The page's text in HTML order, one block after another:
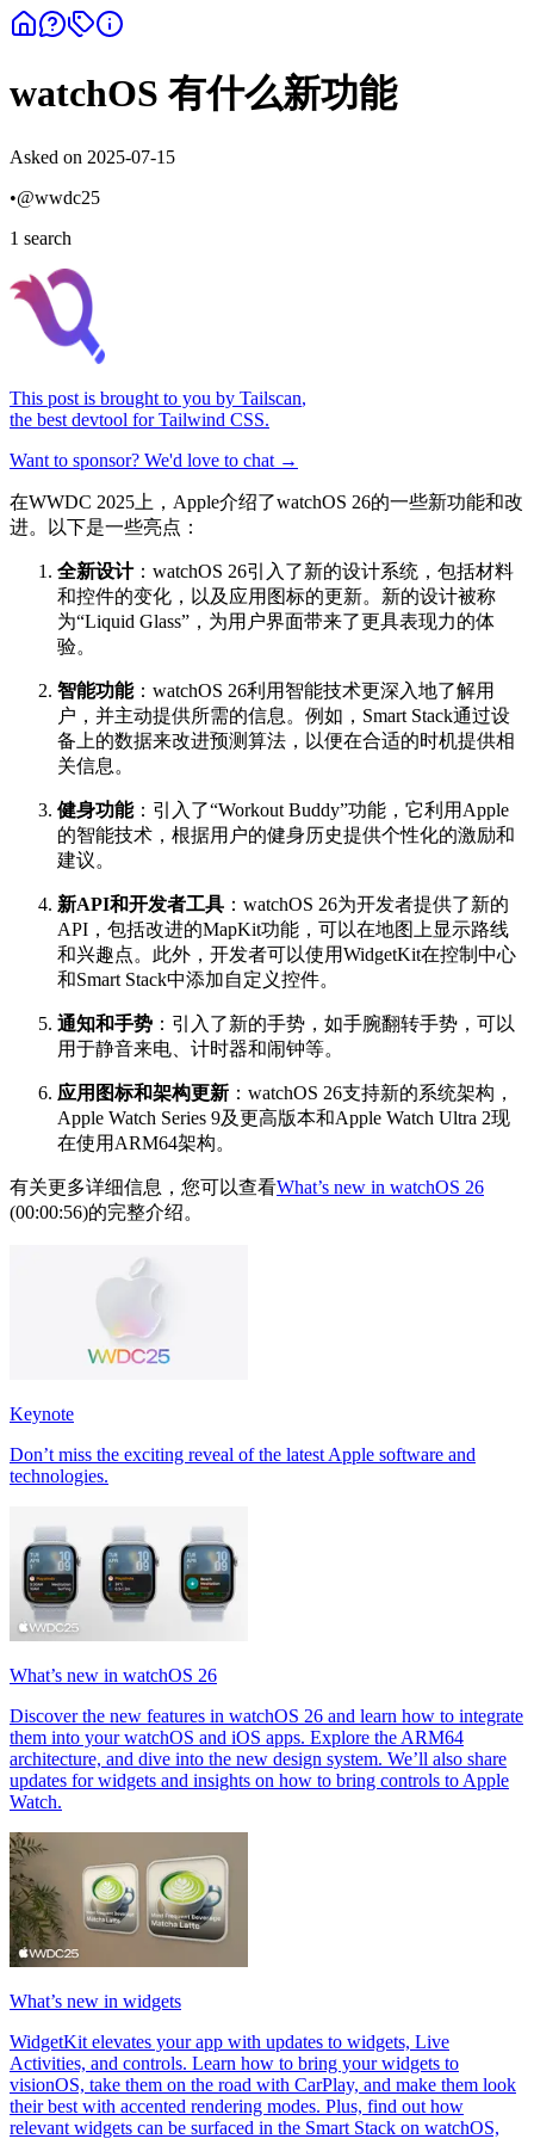
watchOS 有什么新功能
Asked on 2025-07-15
•@wwdc25
1 search
This post is brought to you by Tailscan,
the best devtool for Tailwind CSS.
Want to sponsor? We'd love to chat →
在WWDC 2025上，Apple介绍了watchOS 26的一些新功能和改
进。以下是一些亮点：
全新设计：watchOS 26引入了新的设计系统，包括材料
和控件的变化，以及应用图标的更新。新的设计被称
为“Liquid Glass”，为用户界面带来了更具表现力的体
验。
智能功能：watchOS 26利用智能技术更深入地了解用
户，并主动提供所需的信息。例如，Smart Stack通过设
备上的数据来改进预测算法，以便在合适的时机提供相
关信息。
健身功能：引入了“Workout Buddy”功能，它利用Apple
的智能技术，根据用户的健身历史提供个性化的激励和
建议。
新API和开发者工具 ：watchOS 26为开发者提供了新的
API，包括改进的MapKit功能，可以在地图上显示路线
和兴趣点。此外，开发者可以使用WidgetKit在控制中心
和Smart Stack中添加自定义控件。
通知和手势 ：引入了新的手势，如手腕翻转手势，可以
用于静音来电、计时器和闹钟等。
应用图标和架构更新 ：watchOS 26支持新的系统架构，
Apple Watch Series 9及更高版本和Apple Watch Ultra 2现
在使用ARM64架构。
有关更多详细信息，您可以查看What’s new in watchOS 26
(00:00:56)的完整介绍。
Keynote
Don’t miss the exciting reveal of the latest Apple software and
technologies.
What’s new in watchOS 26
Discover the new features in watchOS 26 and learn how to integrate
them into your watchOS and iOS apps. Explore the ARM64
architecture, and dive into the new design system. We’ll also share
updates for widgets and insights on how to bring controls to Apple
Watch.
What’s new in widgets
WidgetKit elevates your app with updates to widgets, Live
Activities, and controls. Learn how to bring your widgets to
visionOS, take them on the road with CarPlay, and make them look
their best with accented rendering modes. Plus, find out how
relevant widgets can be surfaced in the Smart Stack on watchOS,